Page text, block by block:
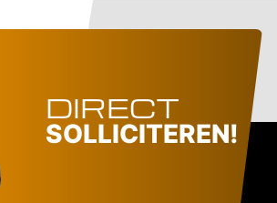
DIRECT
SOLLICITEREN!